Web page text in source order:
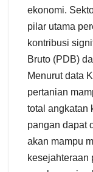
ekonomi.
pilar utama
kontribusi
Bruto (PDB)
Menurut data
pertanian
total angkatan
pangan dapat
akan mampu
kesejahteraan